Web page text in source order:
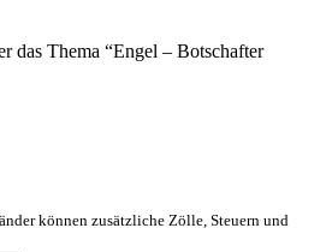
das Thema “Engel – Botschafter
können zusätzliche Zölle, Steuern und